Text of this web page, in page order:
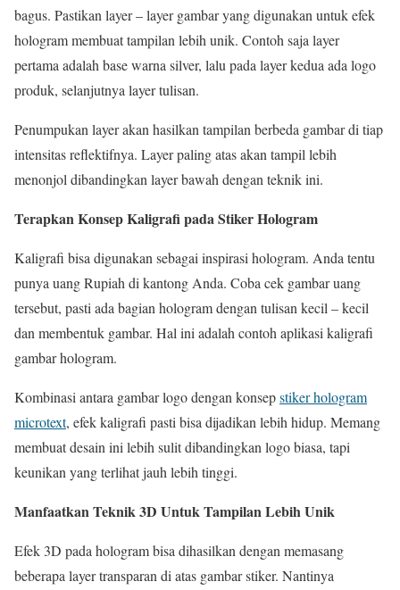
bagus. Pastikan layer – layer gambar yang digunakan untuk efek
hologram membuat tampilan lebih unik. Contoh saja layer
pertama adalah base warna silver, lalu pada layer kedua ada logo
produk, selanjutnya layer tulisan.
Penumpukan layer akan hasilkan tampilan berbeda gambar di tiap
intensitas reflektifnya. Layer paling atas akan tampil lebih
menonjol dibandingkan layer bawah dengan teknik ini.
Terapkan Konsep Kaligrafi pada Stiker Hologram
Kaligrafi bisa digunakan sebagai inspirasi hologram. Anda tentu
punya uang Rupiah di kantong Anda. Coba cek gambar uang
tersebut, pasti ada bagian hologram dengan tulisan kecil – kecil
dan membentuk gambar. Hal ini adalah contoh aplikasi kaligrafi
gambar hologram.
Kombinasi antara gambar logo dengan konsepstiker hologram
microtext, efek kaligrafi pasti bisa dijadikan lebih hidup. Memang
membuat desain ini lebih sulit dibandingkan logo biasa, tapi
keunikan yang terlihat jauh lebih tinggi.
Manfaatkan Teknik 3D Untuk Tampilan Lebih Unik
Efek 3D pada hologram bisa dihasilkan dengan memasang
beberapa layer transparan di atas gambar stiker. Nantinya